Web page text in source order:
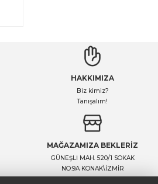
HAKKIMIZA
Biz kimiz?
Tanışalım!
MAĞAZAMIZA BEKLERİZ
GÜNEŞLİ MAH. 520/1 SOKAK
NO:9A KONAK\İZMİR